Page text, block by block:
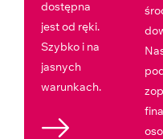
dostępna
jest od ręki.
Szybko i na
jasnych
warunkach.